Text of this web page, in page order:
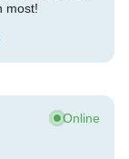
most!
Online